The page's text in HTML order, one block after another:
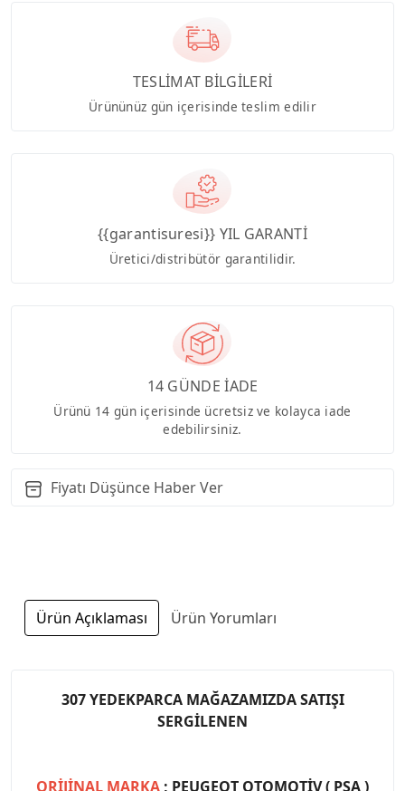
TESLİMAT BİLGİLERİ
Ürününüz gün içerisinde teslim edilir
{{garantisuresi}} YIL GARANTİ
Üretici/distribütör garantilidir.
14 GÜNDE İADE
Ürünü 14 gün içerisinde ücretsiz ve kolayca iade
edebilirsiniz.
Fiyatı Düşünce Haber Ver
Ürün Açıklaması Ürün Yorumları
307 YEDEKPARCA MAĞAZAMIZDA SATIŞI
SERGİLENEN
ORİJİNAL MARKA ; PEUGEOT OTOMOTİV ( PSA )